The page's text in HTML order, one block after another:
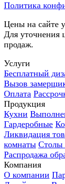
Политика
Цены на сайте
Для уточнения
продаж.
Услуги
Бесплатный
Вызов
Оплата
Продукция
Кухни
Гардеробные
Ликвидация
комнаты Столы
Распродажа
Компания
О компании